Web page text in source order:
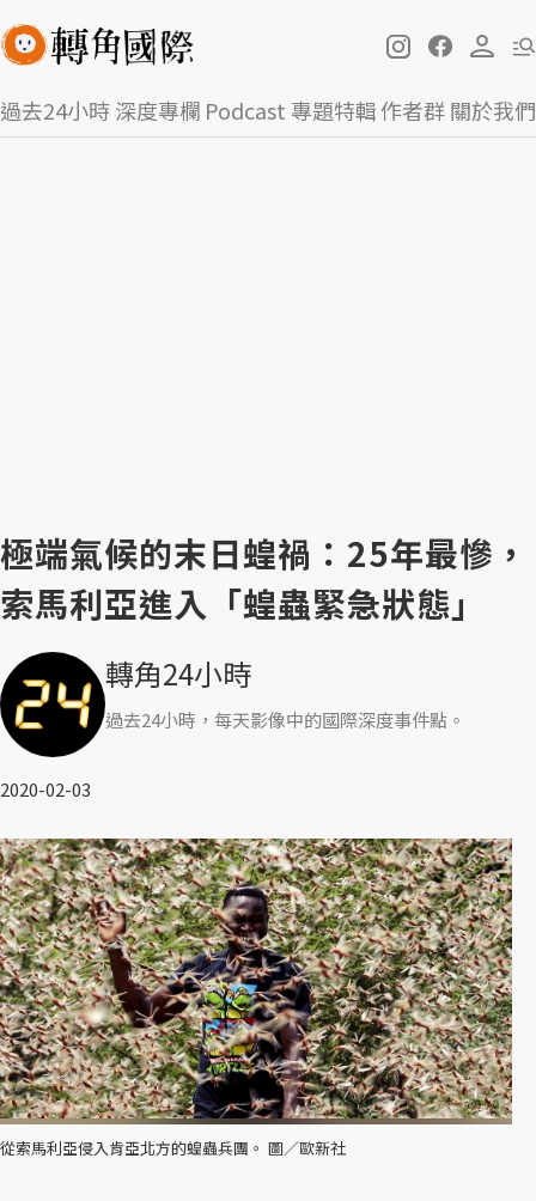
過去24小時深度專欄 Podcast 專題特輯作者群關於我們
極端氣候的末日蝗禍：25年最慘，
索馬利亞進入「蝗蟲緊急狀態」
轉角24小時
過去24小時，每天影像中的國際深度事件點。
2020-02-03
從索馬利亞侵入肯亞北方的蝗蟲兵團。 圖／歐新社